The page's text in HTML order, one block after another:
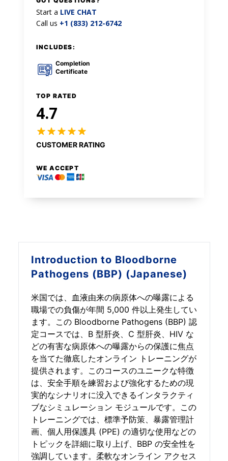
Introduction to Bloodborne
Pathogens (BBP) (Japanese)
米国では、血液由来の病原体への曝露による
職場での負傷が年間 5,000 件以上発生してい
ます。この Bloodborne Pathogens (BBP) 認
定コースでは、B 型肝炎、C 型肝炎、HIV な
どの有害な病原体への曝露からの保護に焦点
を当てた徹底したオンライン トレーニングが
提供されます。このコースのユニークな特徴
は、安全手順を練習および強化するための現
実的なシナリオに没入できるインタラクティ
ブなシミュレーション モジュールです。この
トレーニングでは、標準予防策、暴露管理計
画、個人用保護具 (PPE) の適切な使用などの
トピックを詳細に取り上げ、BBP の安全性を
強調しています。柔軟なオンライン アクセス
Start a LIVE CHAT
Call us +1 (833) 212-6742
INCLUDES:
Completion
Certificate
TOP RATED
4.7
CUSTOMER RATING
WE ACCEPT